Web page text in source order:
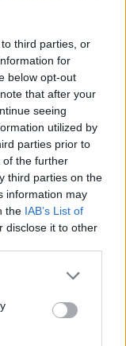
third parties, or
for
below opt-out
that after your
seeing
utilized by
parties prior to
of the further
third parties on the
information may
the IAB’s List of
disclose it to other
or more Google
You may click to
party tags to
in below Google
OpenAI